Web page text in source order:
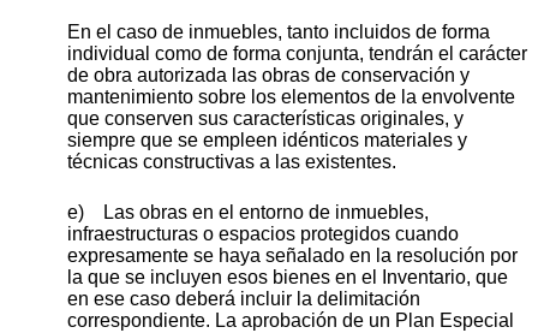
En el caso de inmuebles, tanto incluidos de forma
individual como de forma conjunta, tendrán el carácter
de obra autorizada las obras de conservación y
mantenimiento sobre los elementos de la envolvente
que conserven sus características originales, y
siempre que se empleen idénticos materiales y
técnicas constructivas a las existentes.
e) Las obras en el entorno de inmuebles,
infraestructuras o espacios protegidos cuando
expresamente se haya señalado en la resolución por
la que se incluyen esos bienes en el Inventario, que
en ese caso deberá incluir la delimitación
correspondiente. La aprobación de un Plan Especial